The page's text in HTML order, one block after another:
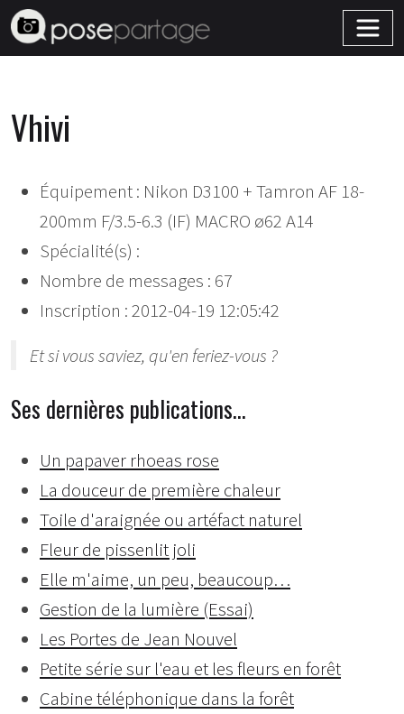
Vhivi
Équipement : Nikon D3100 + Tamron AF 18-
200mm F/3.5-6.3 (IF) MACRO ø62 A14
Spécialité(s) :
Nombre de messages : 67
Inscription : 2012-04-19 12:05:42
Et si vous saviez, qu'en feriez-vous ?
Ses dernières publications…
Un papaver rhoeas rose
La douceur de première chaleur
Toile d'araignée ou artéfact naturel
Fleur de pissenlit joli
Elle m'aime, un peu, beaucoup…
Gestion de la lumière (Essai)
Les Portes de Jean Nouvel
Petite série sur l'eau et les fleurs en forêt
Cabine téléphonique dans la forêt